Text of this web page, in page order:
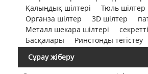
Қалыңдық шілтері
Тюль шілтер
Органза шілтер
3D шілтер
Металл шекара шілтері
Басқалары
Ринстонды тегістеу
Сұрау жіберу